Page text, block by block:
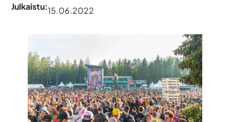
Julkaistu:15.06.2022